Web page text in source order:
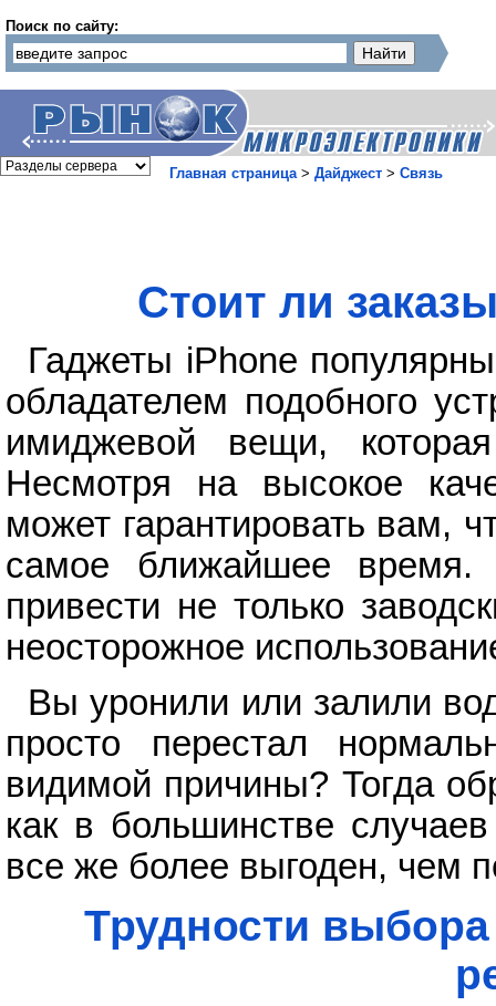
Поиск по сайту:
Главная страница> Дайджест > Связь
Стоит ли
Гаджеты iPhone
обладателем подобного
имиджевой вещи,
Несмотря на высокое
может гарантировать вам,
самое ближайшее
привести не только
неосторожное
Вы уронили или залили
просто перестал
видимой причины? Тогда
как в большинстве
все же более выгоден, чем
Трудности